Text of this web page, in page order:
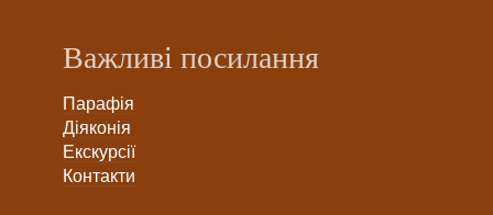
Важливі посилання
Парафія
Діяконія
Екскурсії
Контакти